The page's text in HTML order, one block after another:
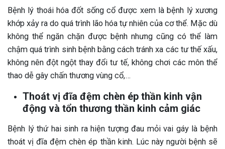
Bệnh lý thoái hóa đốt sống cổ được xem là bệnh lý xương
khớp xảy ra do quá trình lão hóa tự nhiên của cơ thể. Mặc dù
không thể ngăn chặn được bệnh nhưng cũng có thể làm
chậm quá trình sinh bệnh bằng cách tránh xa các tư thế xấu,
không nên đột ngột thay đổi tư tế, không chơi các môn thể
thao dễ gây chấn thương vùng cổ,…
Thoát vị đĩa đệm chèn ép thần kinh vận
động và tổn thương thần kinh cảm giác
Bệnh lý thứ hai sinh ra hiện tượng đau mỏi vai gáy là bệnh
thoát vị đĩa đệm chèn ép thần kinh. Lúc này người bệnh sẽ